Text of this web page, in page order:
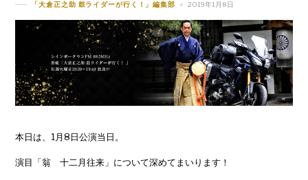
「大倉正之助 鼓ライダーが行く！」編集部 2019年1月8日
本日は、1月8日公演当日。
演目「翁 十二月往来」について深めてまいります！